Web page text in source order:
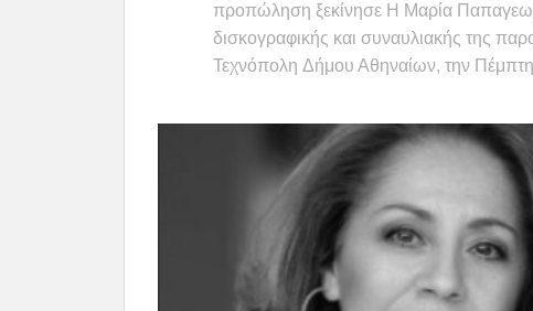
προπώληση ξεκίνησε Η Μαρία
δισκογραφικής και συναυλιακής της
Τεχνόπολη Δήμου Αθηναίων, την